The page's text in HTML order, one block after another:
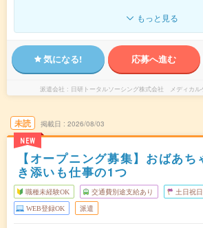
もっと見る
気になる! 応募へ進む
派遣会社 日研トータルソーシング株式会社 メディカ
未読
NEW
掲載日 2026/08/03
【オープニング募集】おばあ
き添いも仕事の1つ
職種未経験OK 交通費別途支給あり 土日祝
WEB登録OK 派遣